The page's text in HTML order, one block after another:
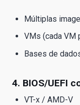
Múltiplas
VMs (cada VM
Bases de
4. BIOS/UEFI
VT-x / AMD-V